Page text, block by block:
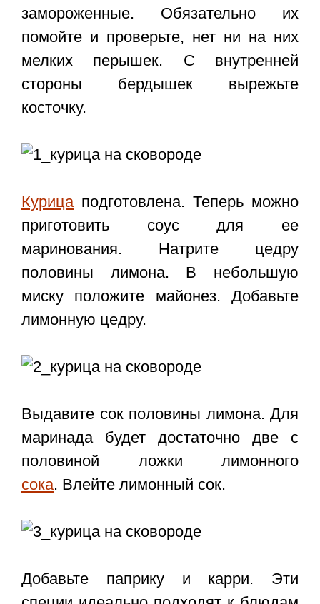
замороженные. Обязательно их
помойте и проверьте, нет ни на них
мелких перышек. С внутренней
стороны бердышек вырежьте
косточку.
Курицаподготовлена. Теперь можно
приготовить соус для ее
маринования. Натрите цедру
половины лимона. В небольшую
миску положите майонез. Добавьте
лимонную цедру.
Выдавите сок половины лимона. Для
маринада будет достаточно две с
половиной ложки лимонного
сока. Влейте лимонный сок.
Добавьте паприку и карри. Эти